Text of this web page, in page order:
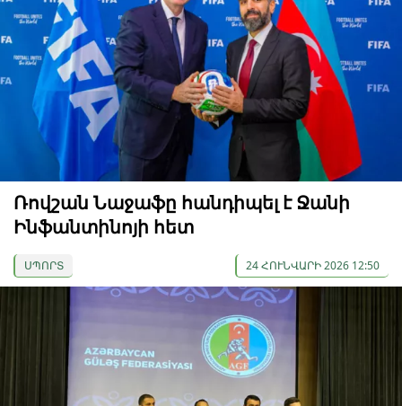
Ռովշան Նաջաֆը հանդիպել է Ջանի
Ինֆանտինոյի հետ
ՍՊՈՐՏ 24 ՀՈՒՆՎԱՐԻ 2026 12:50